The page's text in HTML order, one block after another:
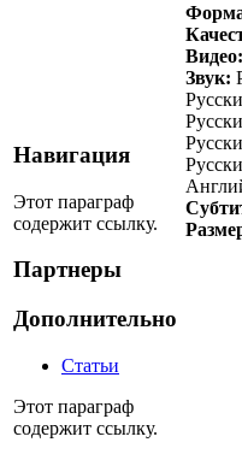
Навигация
Этот параграф
содержит ссылку.
Партнеры
Дополнительно
Статьи
Этот параграф
содержит ссылку.
Видео:
Звук: